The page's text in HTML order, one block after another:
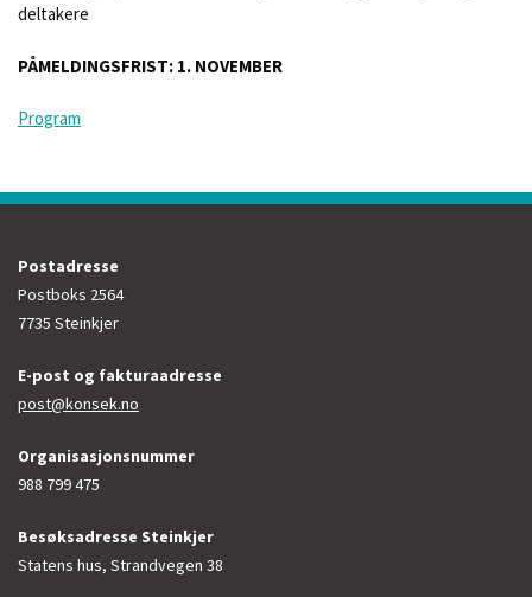
deltakere
PÅMELDINGSFRIST: 1. NOVEMBER
Program
Postadresse
Postboks 2564
7735 Steinkjer
E-post og fakturaadresse
post@konsek.no
Organisasjonsnummer
988 799 475
Besøksadresse Steinkjer
Statens hus, Strandvegen 38